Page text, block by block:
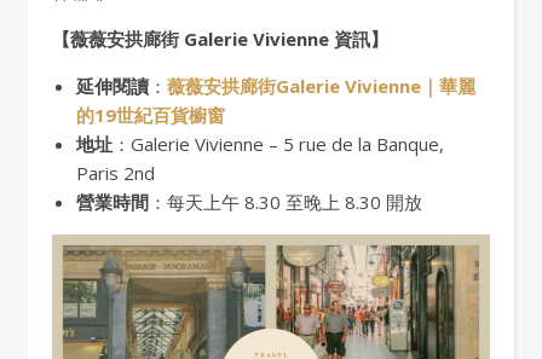
【薇薇安拱廊街 Galerie Vivienne 資訊】
延伸閱讀 ： 薇薇安拱廊街Galerie Vivienne｜華麗
的19世紀百貨櫥窗
地址 ：Galerie Vivienne – 5 rue de la Banque,
Paris 2nd
營業時間 ：每天上午 8.30 至晚上 8.30 開放